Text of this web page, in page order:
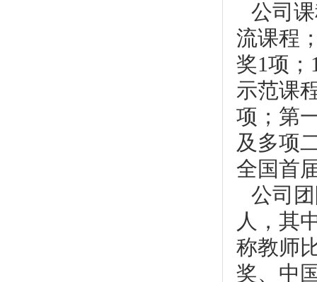
公司
流课程
奖1项；
示范课
项；第
及多项
全国首
公司
人，其
称教师
奖、中